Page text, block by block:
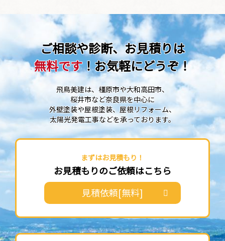
ご相談や診断、お見積りは
無料です！お気軽にどうぞ！
飛鳥美建は、橿原市や大和高田市、
桜井市など奈良県を中心に
外壁塗装や屋根塗装、屋根リフォーム、
太陽光発電工事などを承っております。
まずはお見積もり！
お見積もりのご依頼はこちら
見積依頼[無料]